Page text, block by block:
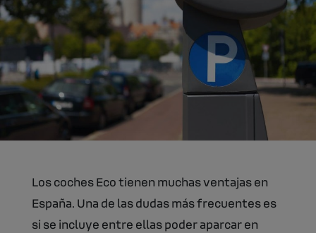
Los coches Eco tienen muchas ventajas en
España. Una de las dudas más frecuentes es
si se incluye entre ellas poder aparcar en